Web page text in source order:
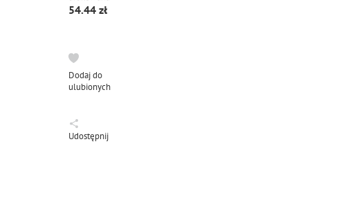
54.44
Dodaj do
ulubionych
Udostępnij